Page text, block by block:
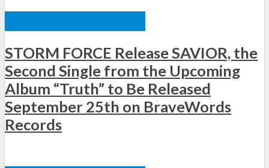
STORM FORCE Release SAVIOR, the
Second Single from the Upcoming
Album “Truth” to Be Released
September 25th on BraveWords
Records